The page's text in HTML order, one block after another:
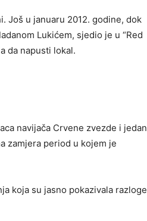
Još u januaru 2012. godine, dok
Lukićem, sjedio je u “Red
da napusti lokal.
navijača Crvene zvezde i jedan
zamjera period u kojem je
koja su jasno pokazivala razloge